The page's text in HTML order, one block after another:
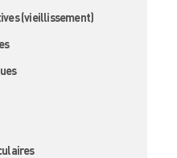
(vieillissement)